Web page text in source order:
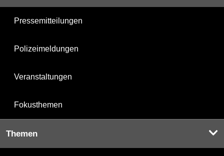
Pressemitteilungen
Polizeimeldungen
Veranstaltungen
Fokusthemen
Themen